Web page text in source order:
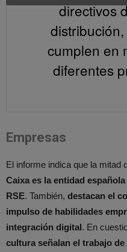
directivos
cumplen en
diferentes
Empresas
El informe indica que la mitad
Caixa es la entidad
RSE. También, destacan el
impulso de habilidades
integración digital. En
cultura señalan el trabajo de